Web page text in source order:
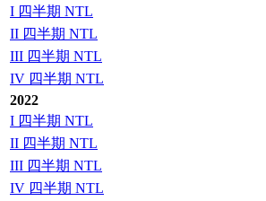
I 四半期 NTL
II 四半期 NTL
III 四半期 NTL
IV 四半期 NTL
2022
I 四半期 NTL
II 四半期 NTL
III 四半期 NTL
IV 四半期 NTL